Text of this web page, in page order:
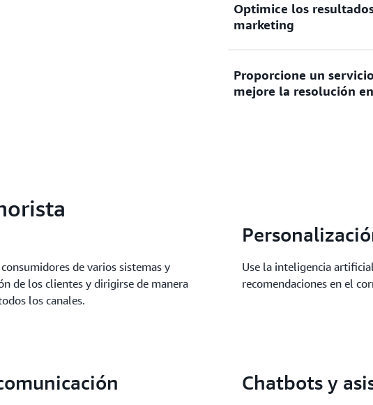
a ellos.
Aumente las conversiones
personalizadas para la
Optimice los
marketing
Mejore la planificación, la
publicidad para ayudar a
Proporcione un
mejore la resolución
de varios sistemas y
de los clientes y dirigirse de manera
los canales.
Use la inteligencia
recomendaciones en el
Chatbots y